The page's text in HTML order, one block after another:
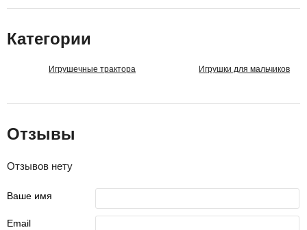
Категории
Игрушечные трактора Игрушки для мальчиков
Отзывы
Отзывов нету
Ваше имя
Email